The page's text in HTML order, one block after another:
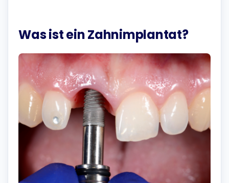
Was ist ein Zahnimplantat?